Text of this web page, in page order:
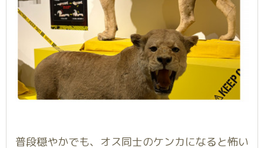
普段穏やかでも、オス同士のケンカになると怖い